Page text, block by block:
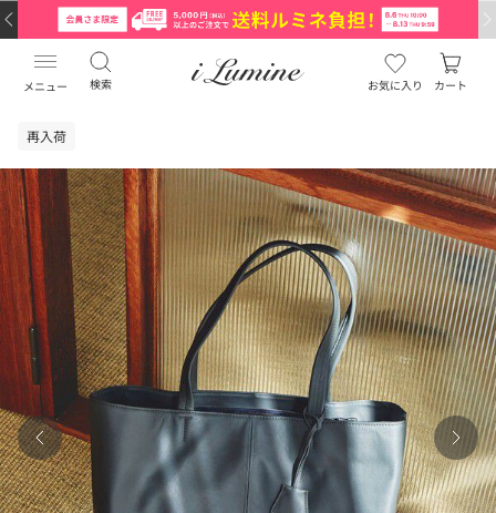
メニュー 検索 お気に入り カート
再入荷